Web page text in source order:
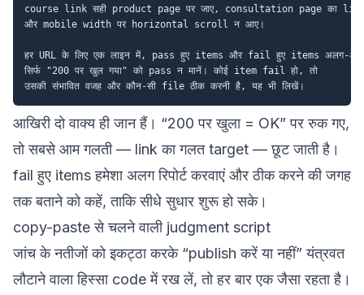
course link सही product page पर जाए, consultation page का link
और mobile width पर horizontal scroll न आए।
हर URL के लिए एक लाइन में, pass हुए items और fail हुए items अलग-अलग
सिर्फ "200 पर खुल गया" को pass न मानें। कोई item fail हो, तो
आखिरी दो वाक्य ही जान हैं। “200 पर खुला = OK” पर रुक गए,
तो सबसे आम गलती — link का गलत target — छूट जाती है।
fail हुए items हमेशा अलग रिपोर्ट करवाएं और ठीक करने की जगह
तक बताने को कहें, ताकि सीधे सुधार शुरू हो सके।
copy-paste से चलने वाली judgment script
जांच के नतीजों को इकट्ठा करके “publish करें या नहीं” यंत्रवत
लौटाने वाला हिस्सा code में रख लें, तो हर बार एक जैसा रहता है।